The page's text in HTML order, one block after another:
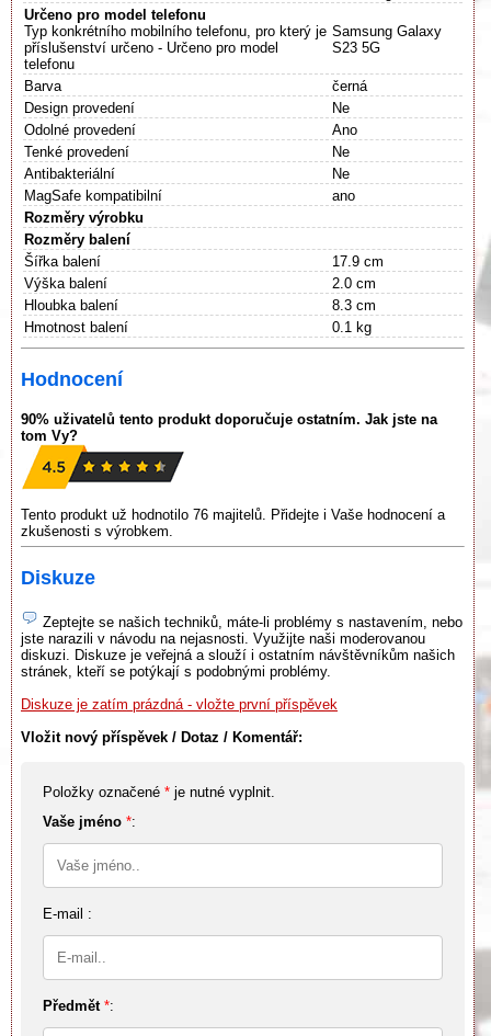
Určeno pro model telefonu
Typ konkrétního mobilního telefonu, pro který je
příslušenství určeno - Určeno pro model
telefonu
Samsung Galaxy
S23 5G
Barva
černá
Design provedení
Ne
Odolné provedení
Ano
Tenké provedení
Ne
Antibakteriální
Ne
MagSafe kompatibilní
ano
Rozměry výrobku
Rozměry balení
Šířka balení
17.9 cm
Výška balení
2.0 cm
Hloubka balení
8.3 cm
Hmotnost balení
0.1 kg
Hodnocení
90% uživatelů tento produkt doporučuje ostatním. Jak jste na
tom Vy?
Tento produkt už hodnotilo 76 majitelů. Přidejte i Vaše hodnocení a
zkušenosti s výrobkem.
Diskuze
Zeptejte se našich techniků, máte-li problémy s nastavením, nebo
jste narazili v návodu na nejasnosti. Využijte naši moderovanou
diskuzi. Diskuze je veřejná a slouží i ostatním návštěvníkům našich
stránek, kteří se potýkají s podobnými problémy.
Diskuze je zatím prázdná - vložte první příspěvek
Vložit nový příspěvek / Dotaz / Komentář:
Položky označené * je nutné vyplnit.
Vaše jméno *:
E-mail :
Předmět *: